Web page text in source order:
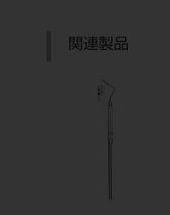
関連製品